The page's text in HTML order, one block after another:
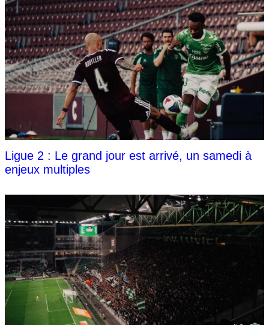
Ligue 2 : Le grand jour est arrivé, un samedi à
enjeux multiples